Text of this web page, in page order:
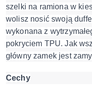
szelki na ramiona w
wolisz nosić swoją
wykonana z
pokryciem TPU. Jak
główny zamek jest
Cechy